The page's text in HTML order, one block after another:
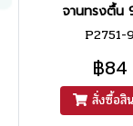
จานทรงตื้น
P2751-
฿84
สั่งซื้อสิ